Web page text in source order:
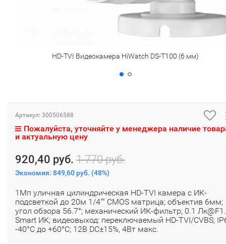
HD-TVI Видеокамера HiWatch DS-T100 (6 мм)
Артикул: 300506588
Пожалуйста, уточняйте у менеджера наличие
и актуальную цену
920,40 руб. 1 770 руб.
Экономия: 849,60 руб. (48%)
1Мп уличная цилиндрическая HD-TVI камера с ИК-
подсветкой до 20м 1/4"" CMOS матрица; объектив 6мм;
угол обзора 56.7°; механический ИК-фильтр; 0.1
Smart ИК; видеовыход: переключаемый HD-TVI/CVBS;
-40°С до +60°С; 12В DC±15%, 4Вт макс.